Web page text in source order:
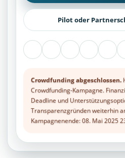
Pilot oder
Crowdfunding abgeschlossen.
Crowdfunding-Kampagne.
Deadline und
Transparenzgründen weiterhin
Kampagnenende: 08. Mai 2025